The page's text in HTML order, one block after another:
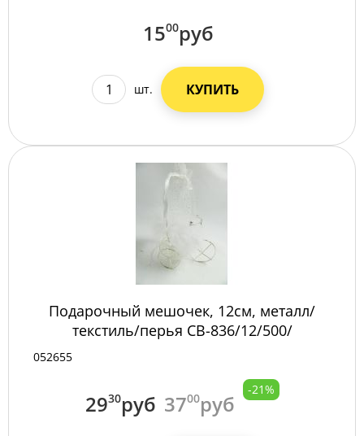
1500руб
шт. КУПИТЬ
Подарочный мешочек, 12см, металл/
текстиль/перья СВ-836/12/500/
052655
2930руб 3700руб
-21%